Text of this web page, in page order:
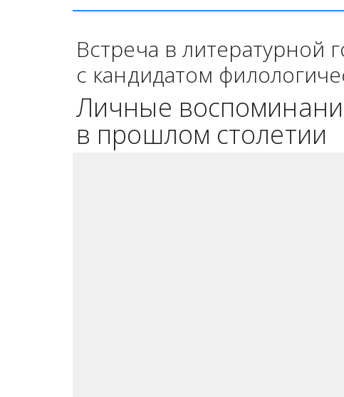
Встреча в литературной
с кандидатом
Личные
в прошлом столетии